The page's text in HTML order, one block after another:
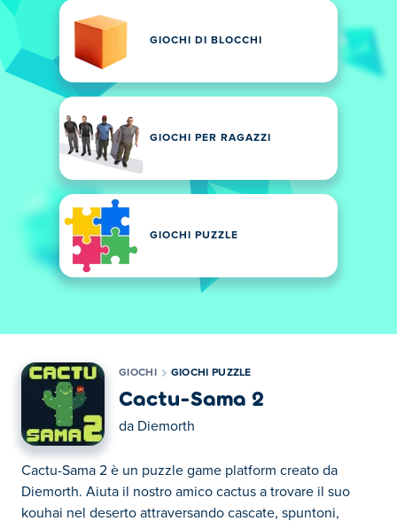
GIOCHI DI BLOCCHI
GIOCHI PER RAGAZZI
GIOCHI PUZZLE
GIOCHI GIOCHI PUZZLE
Cactu-Sama 2
da Diemorth
Cactu-Sama 2 è un puzzle game platform creato da
Diemorth. Aiuta il nostro amico cactus a trovare il suo
kouhai nel deserto attraversando cascate, spuntoni,